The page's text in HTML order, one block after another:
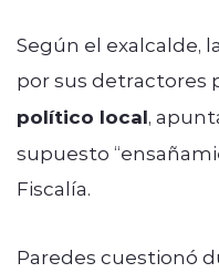
Según el exalcalde,
por sus detractores
político local,
supuesto
Fiscalía.
Paredes cuestionó